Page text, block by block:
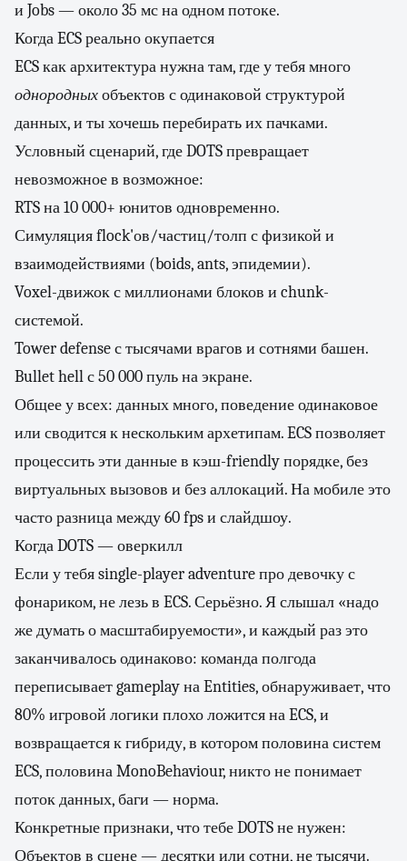
и Jobs — около 35 мс на одном потоке.
Когда ECS реально окупается
ECS как архитектура нужна там, где у тебя много
однородныхобъектов с одинаковой структурой
данных, и ты хочешь перебирать их пачками.
Условный сценарий, где DOTS превращает
невозможное в возможное:
RTS на 10 000+ юнитов одновременно.
Симуляция flock'ов/частиц/толп с физикой и
взаимодействиями (boids, ants, эпидемии).
Voxel-движок с миллионами блоков и chunk-
системой.
Tower defense с тысячами врагов и сотнями башен.
Bullet hell с 50 000 пуль на экране.
Общее у всех: данных много, поведение одинаковое
или сводится к нескольким архетипам. ECS позволяет
процессить эти данные в кэш-friendly порядке, без
виртуальных вызовов и без аллокаций. На мобиле это
часто разница между 60 fps и слайдшоу.
Когда DOTS — оверкилл
Если у тебя single-player adventure про девочку с
фонариком, не лезь в ECS. Серьёзно. Я слышал «надо
же думать о масштабируемости», и каждый раз это
заканчивалось одинаково: команда полгода
переписывает gameplay на Entities, обнаруживает, что
80% игровой логики плохо ложится на ECS, и
возвращается к гибриду, в котором половина систем
ECS, половина MonoBehaviour, никто не понимает
поток данных, баги — норма.
Конкретные признаки, что тебе DOTS не нужен:
Объектов в сцене — десятки или сотни, не тысячи.